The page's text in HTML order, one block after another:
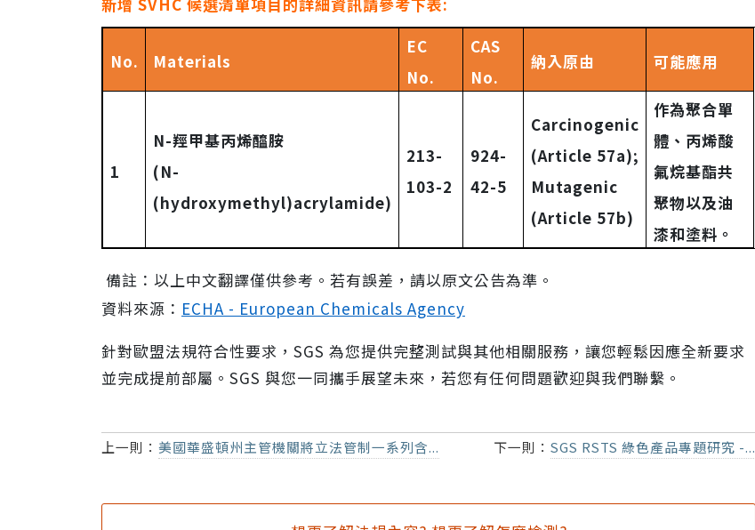
No. Materials
EC
No.
CAS
No.
納入原由 可能應用
1
N-羥甲基丙烯醯胺
(N-
(hydroxymethyl)acrylamide)
213-
103-2
924-
42-5
Carcinogenic
(Article 57a);
Mutagenic
(Article 57b)
作為聚合單
體、丙烯酸
氟烷基酯共
聚物以及油
漆和塗料。
備註： 以上中文翻譯僅供參考。若有誤差，請以原文公告為準。
資料來源： ECHA - European Chemicals Agency
針對歐盟法規符合性要求， SGS 為您提供完整測試與其他相關服務，讓您輕鬆因應全新要求
並完成提前部屬。 SGS 與您一同攜手展望未來，若您有任何問題歡迎與我們聯繫。
上一則： 美國華盛頓州主管機關將立法管制一系列含... 下一則： SGS RSTS 綠色產品專題研究 -...